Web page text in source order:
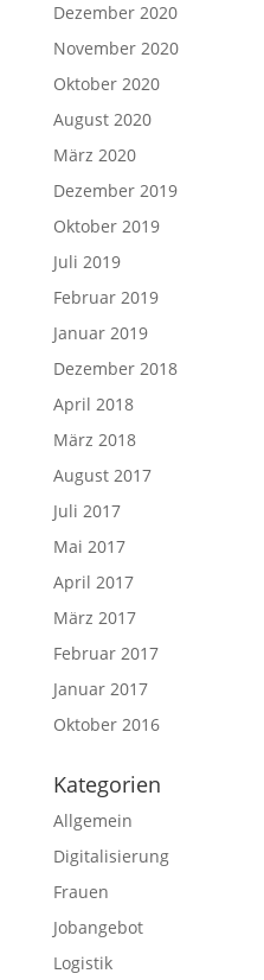
Dezember 2020
November 2020
Oktober 2020
August 2020
März 2020
Dezember 2019
Oktober 2019
Juli 2019
Februar 2019
Januar 2019
Dezember 2018
April 2018
März 2018
August 2017
Juli 2017
Mai 2017
April 2017
März 2017
Februar 2017
Januar 2017
Oktober 2016
Kategorien
Allgemein
Digitalisierung
Frauen
Jobangebot
Logistik